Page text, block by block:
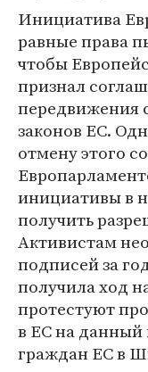
Инициатива
равные права
чтобы
признал
передвижения
законов ЕС.
отмену этого
инициативы в
получить
Активистам
подписей за
получила ход
протестуют
в ЕС на данный
граждан ЕС в